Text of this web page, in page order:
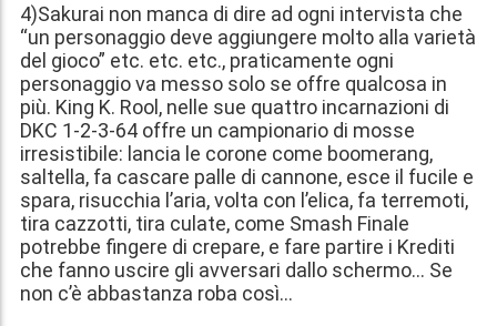
4)Sakurai non manca di dire ad ogni intervista che
“un personaggio deve aggiungere molto alla varietà
del gioco” etc. etc. etc., praticamente ogni
personaggio va messo solo se offre qualcosa in
più. King K. Rool, nelle sue quattro incarnazioni di
DKC 1-2-3-64 offre un campionario di mosse
irresistibile: lancia le corone come boomerang,
saltella, fa cascare palle di cannone, esce il fucile e
spara, risucchia l’aria, volta con l’elica, fa terremoti,
tira cazzotti, tira culate, come Smash Finale
potrebbe fingere di crepare, e fare partire i Krediti
che fanno uscire gli avversari dallo schermo… Se
non c’è abbastanza roba così…